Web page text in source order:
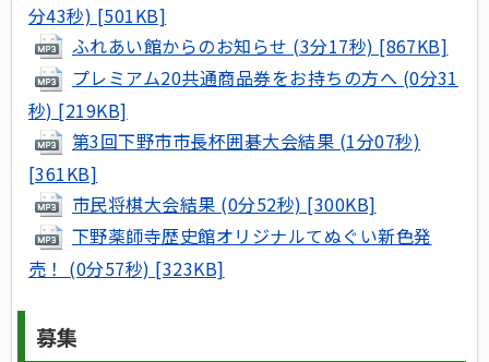
分43秒) [501KB]
ふれあい館からのお知らせ (3分17秒) [867KB]
プレミアム20共通商品券をお持ちの方へ (0分31
秒) [219KB]
第3回下野市市長杯囲碁大会結果 (1分07秒)
[361KB]
市民将棋大会結果 (0分52秒) [300KB]
下野薬師寺歴史館オリジナルてぬぐい新色発
売！ (0分57秒) [323KB]
募集